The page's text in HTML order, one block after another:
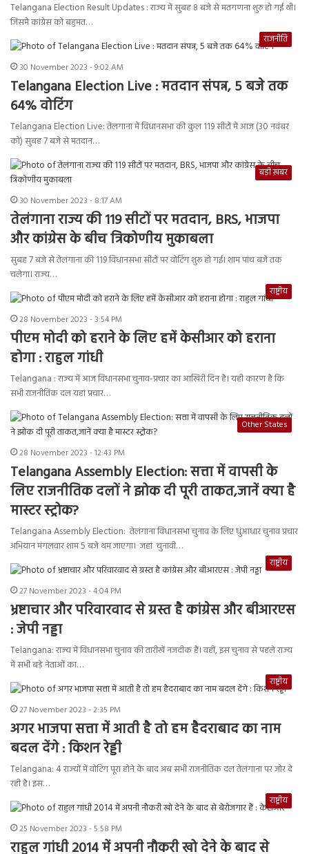
Telangana Election Result Updates : राज्य में सुबह 8 बजे से मतगणना शुरु हो गई थी।
जिसमे कांग्रेस को बहुमत…
राजनीति
30 November 2023 - 9:02 AM
Telangana Election Live : मतदान संपन्न, 5 बजे तक
64% वोटिंग
Telangana Election Live: तेंलगाना में विधानसभा की कुल 119 सीटों में आज (30 नवंबर
को) सुबह 7 बजे से मतदान…
बड़ी ख़बर
30 November 2023 - 8:17 AM
तेलंगाना राज्य की 119 सीटों पर मतदान, BRS, भाजपा
और कांग्रेस के बीच त्रिकोणीय मुकाबला
सुबह 7 बजे से तेलंगाना की 119 विधानसभा सीटों पर वोटिंग शुरू हो गई। शाम पांच बजे तक
चलेगा। राज्य…
राष्ट्रीय
28 November 2023 - 3:54 PM
पीएम मोदी को हराने के लिए हमें केसीआर को हराना
होगा : राहुल गांधी
Telangana : राज्य में आज विधानसभा चुनाव-प्रचार का आखिरी दिन है। यही कारण है कि
सभी राजनीतिक दल यहां प्रचार…
Other States
28 November 2023 - 12:43 PM
Telangana Assembly Election: सत्ता में वापसी के
लिए राजनीतिक दलों ने झोक दी पूरी ताकत,जानें क्या है
मास्टर स्ट्रोक?
Telangana Assembly Election: तेलंगाना विधानसभा चुनाव के लिए धुंआधार चुनाव प्रचार
अभियान मंगलवार शाम 5 बजे थम जाएगा। जहां चुनावी…
राष्ट्रीय
27 November 2023 - 4:04 PM
भ्रष्टाचार और परिवारवाद से ग्रस्त है कांग्रेस और बीआरएस
: जेपी नड्डा
Telangana: राज्य में विधानसभा चुनाव की तारीखें नजदीक हैं। वहीं, इस चुनाव से पहले राज्य
में सभी बड़े नेताओं का…
राष्ट्रीय
27 November 2023 - 2:35 PM
अगर भाजपा सत्ता में आती है तो हम हैदराबाद का नाम
बदल देंगे : किशन रेड्डी
Telangana: 4 राज्यों में वोटिंग पूरा होने के बाद अब सभी राजनीतिक दल तेलंगाना पर जोर दे
रही है। इस…
राष्ट्रीय
25 November 2023 - 5:58 PM
राहुल गांधी 2014 में अपनी नौकरी खो देने के बाद से